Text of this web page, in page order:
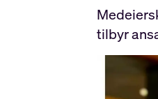
tilbyr